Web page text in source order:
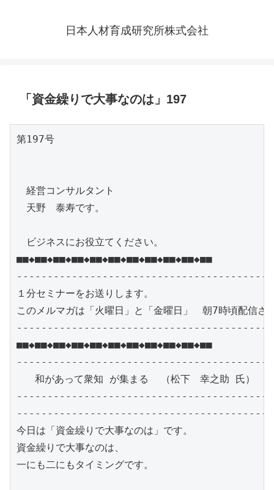
日本人材育成研究所株式会社
「資金繰りで大事なのは」197
第197号
経営コンサルタント
天野　泰寿です。
ビジネスにお役立てください。
■■◆■■◆■■◆■■◆■■◆■■◆■■◆■■◆■■◆■■◆■■
１分セミナーをお送りします。
このメルマガは「火曜日」と「金曜日」　朝7時頃配信
■■◆■■◆■■◆■■◆■■◆■■◆■■◆■■◆■■◆■■◆■■
   和があって衆知 が集まる  （松下　幸之助 氏）
今日は「資金繰りで大事なのは」です。
資金繰りで大事なのは、
一にも二にもタイミングです。